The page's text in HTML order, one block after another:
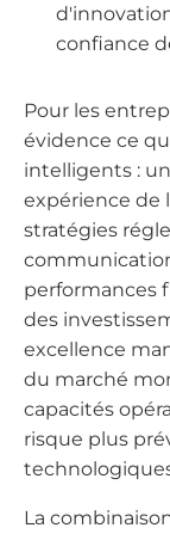
confiance
Pour les
évidence ce
intelligents :
expérience de
stratégies
performances
des
excellence
du marché
capacités
risque plus
La